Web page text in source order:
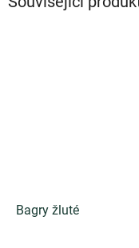
Bagry žluté